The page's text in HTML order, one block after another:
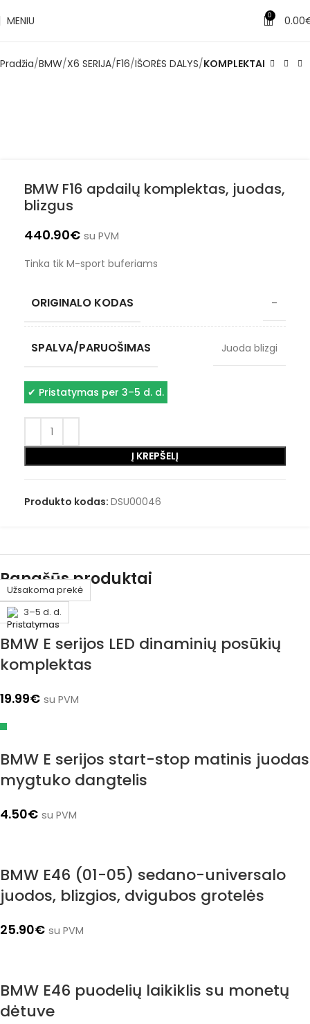
MENIU 0 0.00
Pradžia BMW X6 SERIJA F16 IŠORĖS DALYS KOMPLEKTAI
BMW F16 apdailų komplektas, juodas,
blizgus
440.90€ su PVM
Tinka tik M-sport buferiams
ORIGINALO KODAS –
SPALVA/PARUOŠIMAS Juoda blizgi
✔ Pristatymas per 3–5 d. d.
Į KREPŠELĮ
Produkto kodas: DSU00046
Panašūs produktai
1–3 d. d.
BMW E serijos LED dinaminių posūkių
komplektas
19.99€ su PVM
Išparduota
BMW E serijos start-stop matinis juodas
mygtuko dangtelis
4.50€ su PVM
1–3 d. d.
BMW E46 (01-05) sedano-universalo
juodos, blizgios, dvigubos grotelės
25.90€ su PVM
1–3 d. d.
BMW E46 puodelių laikiklis su monetų
dėtuve
1–3 d. d.
Užsakoma prekė
3–5 d. d.
1–3 d. d.
Užsakoma prekė
3–5 d. d.